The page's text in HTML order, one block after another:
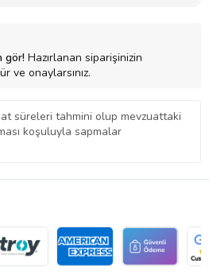
gör! Hazırlanan siparişinizin
ve onaylarsınız.
süreleri tahmini olup mevzuattaki
koşuluyla sapmalar